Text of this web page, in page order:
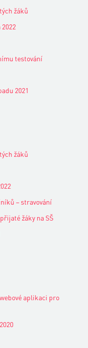
žáků
testování
2021
žáků
– stravování
žáky na SŠ
aplikaci pro